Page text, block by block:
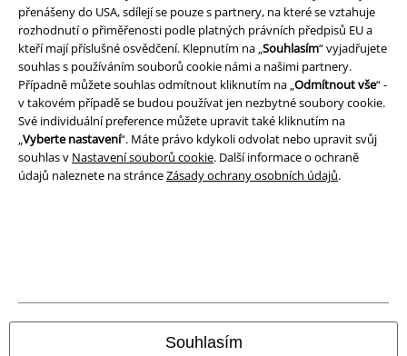
přenášeny do USA, sdílejí se pouze s partnery, na které se vztahuje
rozhodnutí o přiměřenosti podle platných právních předpisů EU a
kteří mají příslušné osvědčení. Klepnutím na „Souhlasím“ vyjadřujete
souhlas s používáním souborů cookie námi a našimi partnery.
Případně můžete souhlas odmítnout kliknutím na „Odmítnout vše“ -
v takovém případě se budou používat jen nezbytné soubory cookie.
Své individuální preference můžete upravit také kliknutím na
„Vyberte nastavení“. Máte právo kdykoli odvolat nebo upravit svůj
souhlas v Nastavení souborů cookie. Další informace o ochraně
údajů naleznete na stránceZásady ochrany osobních údajů.
Souhlasím
Prohlášení
Ochrana osobních údajů
Likvidace odpadu a ochrana životního prostředí
Prohlášení o shodě
Informace o přístupnosti